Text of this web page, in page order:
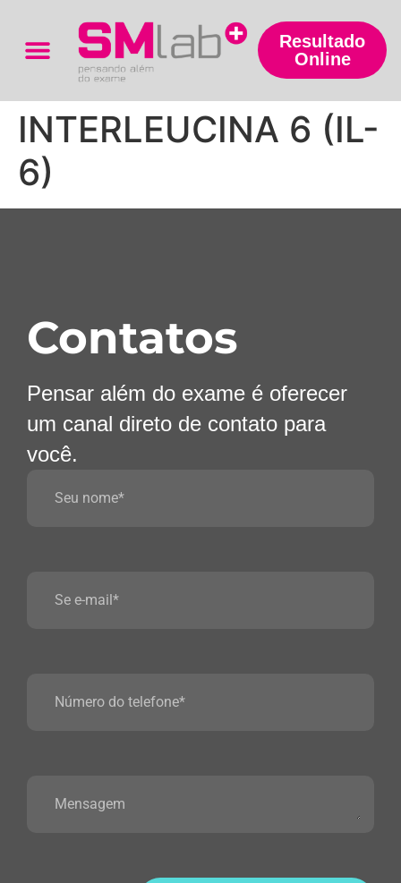
Resultado
Online
INTERLEUCINA 6 (IL-
6)
Contatos
Pensar além do exame é oferecer
um canal direto de contato para
você.